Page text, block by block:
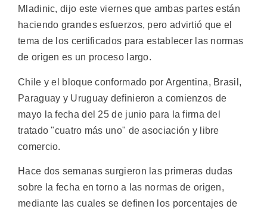
Mladinic, dijo este viernes que ambas partes están
haciendo grandes esfuerzos, pero advirtió que el
tema de los certificados para establecer las normas
de origen es un proceso largo.
Chile y el bloque conformado por Argentina, Brasil,
Paraguay y Uruguay definieron a comienzos de
mayo la fecha del 25 de junio para la firma del
tratado "cuatro más uno" de asociación y libre
comercio.
Hace dos semanas surgieron las primeras dudas
sobre la fecha en torno a las normas de origen,
mediante las cuales se definen los porcentajes de